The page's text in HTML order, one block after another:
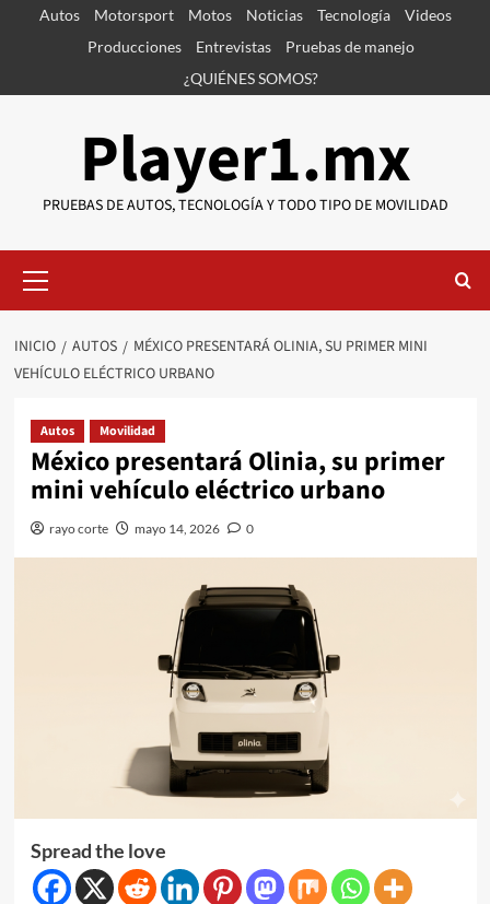
SaltarAutos Motorsport Motos Noticias Tecnología
Videos
Producciones
Entrevistas
Pruebas de manejo
¿QUIÉNES SOMOS?
Player1.mx
PRUEBAS DE AUTOS, TECNOLOGÍA Y TODO TIPO DE MOVILIDAD
primario
INICIO AUTOS
MÉXICO PRESENTARÁ OLINIA, SU PRIMER MINI
VEHÍCULO ELÉCTRICO URBANO
Autos Movilidad
México presentará Olinia, su primer
mini vehículo eléctrico urbano
rayo corte mayo 14, 2026 0
Spread the love